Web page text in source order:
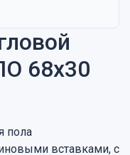
68х30
пола
вставками, с